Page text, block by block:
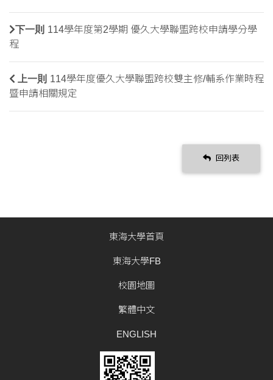
下一則 114學年度第2學期 優久大學聯盟跨校申請學分學
程
上一則 114學年度優久大學聯盟跨校雙主修/輔系作業時程
暨申請相關規定
回列表
東海大學首頁
東海大學FB
校園地圖
繁體中文
ENGLISH